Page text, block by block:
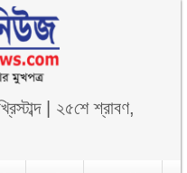
| ২৫শে শ্রাবণ,